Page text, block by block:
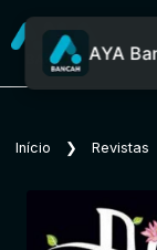
AYA
Início ❯ Revistas